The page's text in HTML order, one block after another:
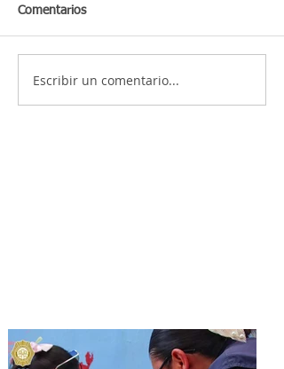
Comentarios
Escribir un comentario...